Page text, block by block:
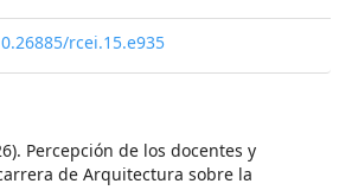
rcei.15.e935
Percepción de los docentes y
de Arquitectura sobre la